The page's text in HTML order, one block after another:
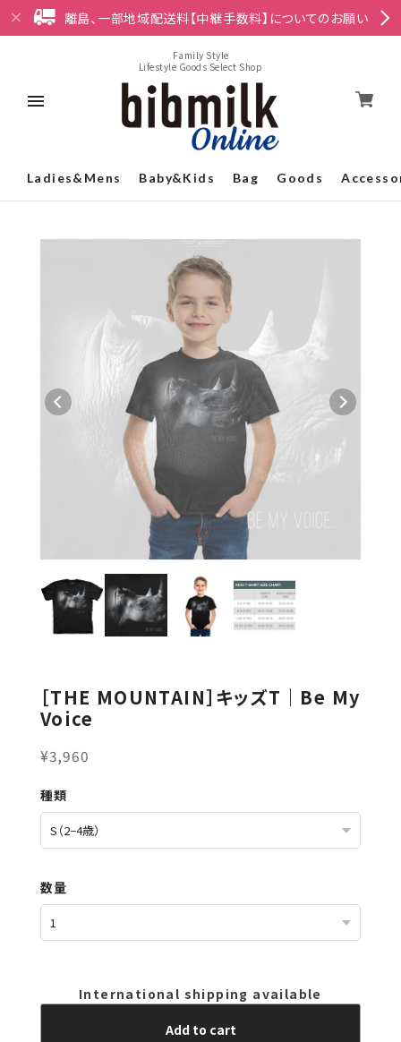
離島、一部地域配送料【中継手数料】についてのお願い
Family Style
Lifestyle Goods Select Shop
Ladies&Mens Baby&Kids Bag Goods
［THE MOUNTAIN］キッズT｜Be My
Voice
¥3,960
種類
数量
International shipping available
Add to cart